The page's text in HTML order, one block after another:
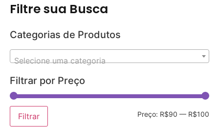
Filtre sua Busca
Categorias de Produtos
Selecione uma categoria
Filtrar por Preço
Filtrar Preço: R$90 — R$100